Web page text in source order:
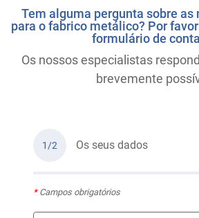
Tem alguma pergunta sobre as
para o fabrico metálico? Por
formulário de
Os nossos especialistas
brevemente
1/2 Os seus dados
*Campos obrigatórios